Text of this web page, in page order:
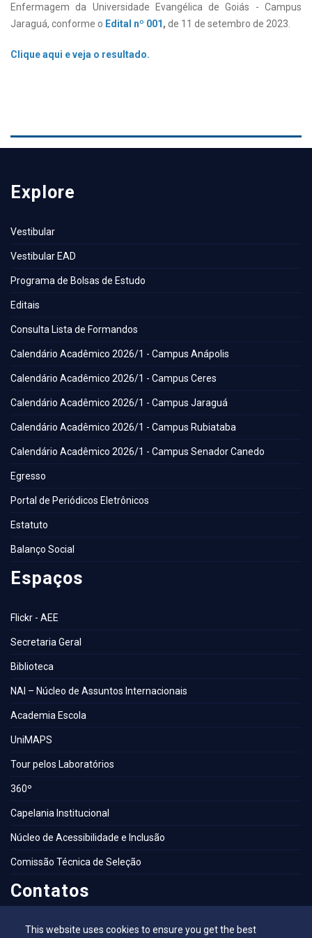
This website uses cookies to ensure you get the best
Enfermagem da Universidade Evangélica de Goiás - Campus
Jaraguá, conforme o Edital nº 001, de 11 de setembro de 2023.
Clique aqui e veja o resultado.
Explore
Vestibular
Vestibular EAD
Programa de Bolsas de Estudo
Editais
Consulta Lista de Formandos
Calendário Acadêmico 2026/1 - Campus Anápolis
Calendário Acadêmico 2026/1 - Campus Ceres
Calendário Acadêmico 2026/1 - Campus Jaraguá
Calendário Acadêmico 2026/1 - Campus Rubiataba
Calendário Acadêmico 2026/1 - Campus Senador Canedo
Egresso
Portal de Periódicos Eletrônicos
Estatuto
Balanço Social
Espaços
Flickr - AEE
Secretaria Geral
Biblioteca
NAI – Núcleo de Assuntos Internacionais
Academia Escola
UniMAPS
Tour pelos Laboratórios
360º
Capelania Institucional
Núcleo de Acessibilidade e Inclusão
Comissão Técnica de Seleção
Contatos
Contatos